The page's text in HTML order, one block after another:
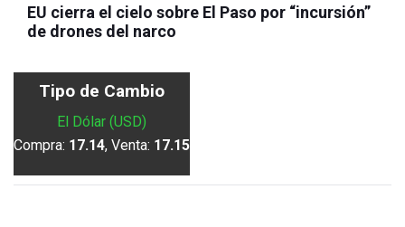
EU cierra el cielo sobre El Paso por “incursión”
de drones del narco
Tipo de Cambio
El Dólar (USD)
Compra: 17.14, Venta: 17.15